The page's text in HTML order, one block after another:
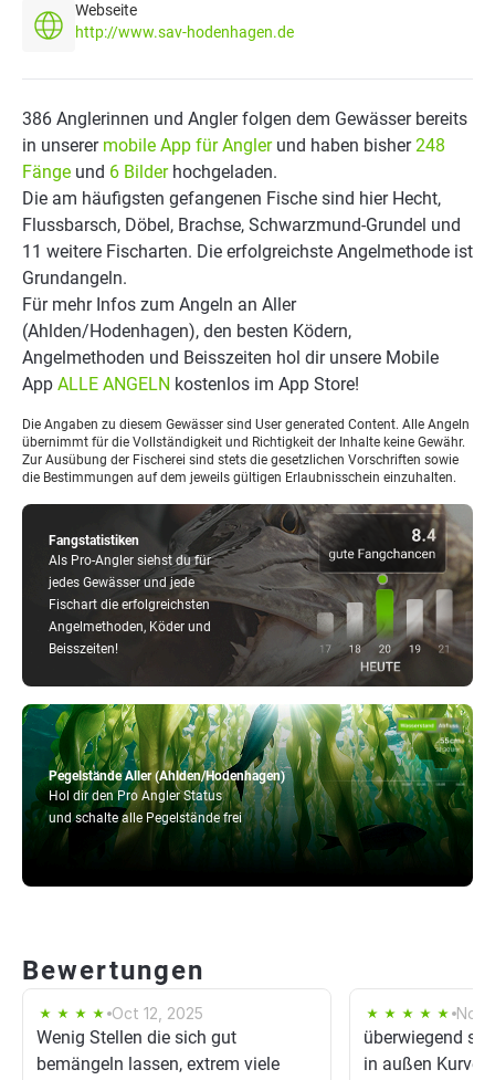
Webseite
http://www.sav-hodenhagen.de
Pegelstände Aller (Ahlden/Hodenhagen)
Hol dir den Pro Angler Status
und schalte alle Pegelstände frei
Fangstatistiken
Als Pro-Angler siehst du für
jedes Gewässer und jede
Fischart die erfolgreichsten
Angelmethoden, Köder und
Beisszeiten!
386 Anglerinnen und Angler folgen dem Gewässer bereits
in unserer mobile App für Anglerund haben bisher248
Fänge und 6 Bilderhochgeladen.
Die am häufigsten gefangenen Fische sind hier Hecht,
Flussbarsch, Döbel, Brachse, Schwarzmund-Grundel und
11 weitere Fischarten. Die erfolgreichste Angelmethode ist
Grundangeln.
Für mehr Infos zum Angeln an Aller
(Ahlden/Hodenhagen), den besten Ködern,
Angelmethoden und Beisszeiten hol dir unsere Mobile
App ALLE ANGELN kostenlos im App Store!
Die Angaben zu diesem Gewässer sind User generated Content. Alle Angeln
übernimmt für die Vollständigkeit und Richtigkeit der Inhalte keine Gewähr.
Zur Ausübung der Fischerei sind stets die gesetzlichen Vorschriften sowie
die Bestimmungen auf dem jeweils gültigen Erlaubnisschein einzuhalten.
Bewertungen
Oct 12, 2025
Wenig Stellen die sich gut
bemängeln lassen, extrem viele
Nov
überwiegend
in außen